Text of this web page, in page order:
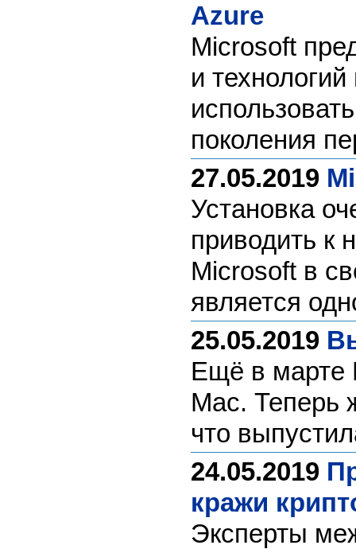
Azure
Microsoft
и
поколения
27.05.2019
Установка
приводить к
Microsoft в
является
25.05.2019
Ещё в марте
Mac. Теперь
что
24.05.2019
кражи
Эксперты